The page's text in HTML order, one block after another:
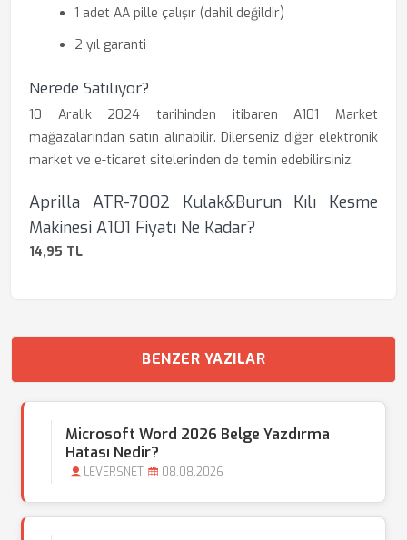
1 adet AA pille çalışır (dahil değildir)
2 yıl garanti
Nerede Satılıyor?
10 Aralık 2024 tarihinden itibaren A101 Market
mağazalarından satın alınabilir. Dilerseniz diğer elektronik
market ve e-ticaret sitelerinden de temin edebilirsiniz.
Aprilla ATR-7002 Kulak&Burun Kılı Kesme
Makinesi A101 Fiyatı Ne Kadar?
14,95 TL
BENZER YAZILAR
Microsoft Word 2026 Belge Yazdırma
Hatası Nedir?
LEVERSNET 08.08.2026